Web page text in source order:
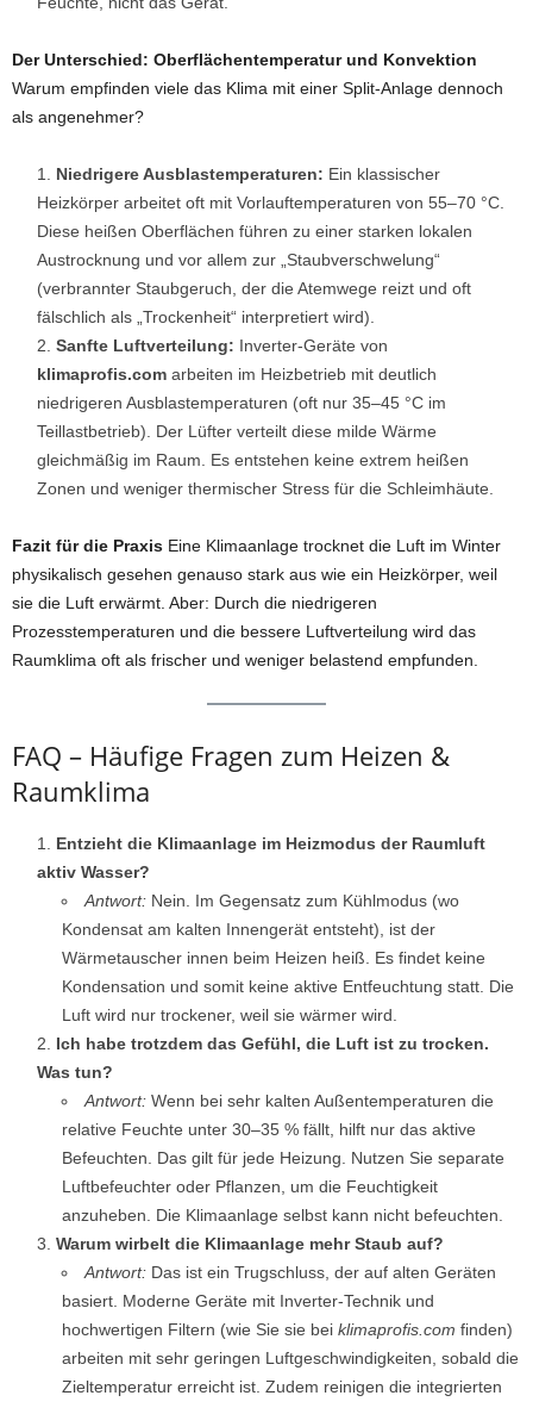
Der Unterschied: Oberflächentemperatur und Konvektion
Warum empfinden viele das Klima mit einer Split-Anlage dennoch
als angenehmer?
Niedrigere Ausblastemperaturen: Ein klassischer
Heizkörper arbeitet oft mit Vorlauftemperaturen von 55–70 °C.
Diese heißen Oberflächen führen zu einer starken lokalen
Austrocknung und vor allem zur „Staubverschwelung“
(verbrannter Staubgeruch, der die Atemwege reizt und oft
fälschlich als „Trockenheit“ interpretiert wird).
Sanfte Luftverteilung: Inverter-Geräte von
klimaprofis.com arbeiten im Heizbetrieb mit deutlich
niedrigeren Ausblastemperaturen (oft nur 35–45 °C im
Teillastbetrieb). Der Lüfter verteilt diese milde Wärme
gleichmäßig im Raum. Es entstehen keine extrem heißen
Zonen und weniger thermischer Stress für die Schleimhäute.
Fazit für die Praxis Eine Klimaanlage trocknet die Luft im Winter
physikalisch gesehen genauso stark aus wie ein Heizkörper, weil
sie die Luft erwärmt. Aber: Durch die niedrigeren
Prozesstemperaturen und die bessere Luftverteilung wird das
Raumklima oft als frischer und weniger belastend empfunden.
FAQ – Häufige Fragen zum Heizen &
Raumklima
Entzieht die Klimaanlage im Heizmodus der Raumluft
aktiv Wasser?
Antwort: Nein. Im Gegensatz zum Kühlmodus (wo
Kondensat am kalten Innengerät entsteht), ist der
Wärmetauscher innen beim Heizen heiß. Es findet keine
Kondensation und somit keine aktive Entfeuchtung statt. Die
Luft wird nur trockener, weil sie wärmer wird.
Ich habe trotzdem das Gefühl, die Luft ist zu trocken.
Was tun?
Antwort: Wenn bei sehr kalten Außentemperaturen die
relative Feuchte unter 30–35 % fällt, hilft nur das aktive
Befeuchten. Das gilt für jede Heizung. Nutzen Sie separate
Luftbefeuchter oder Pflanzen, um die Feuchtigkeit
anzuheben. Die Klimaanlage selbst kann nicht befeuchten.
Warum wirbelt die Klimaanlage mehr Staub auf?
Antwort: Das ist ein Trugschluss, der auf alten Geräten
basiert. Moderne Geräte mit Inverter-Technik und
hochwertigen Filtern (wie Sie sie bei klimaprofis.com finden)
arbeiten mit sehr geringen Luftgeschwindigkeiten, sobald die
Zieltemperatur erreicht ist. Zudem reinigen die integrierten